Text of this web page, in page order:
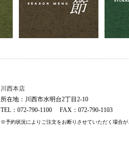
川西本店
所在地：川西市水明台2丁目2-10
TEL：072-790-1100 FAX：072-790-1103
※予約状況によりご注文をお断りさせていただく場合が